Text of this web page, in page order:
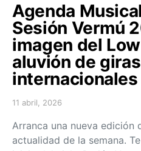
Agenda
Sesión Vermú
imagen del
aluvión de giras
internacionales
Posted on
11 abril, 2026
Arranca una nueva edición
actualidad de la semana.